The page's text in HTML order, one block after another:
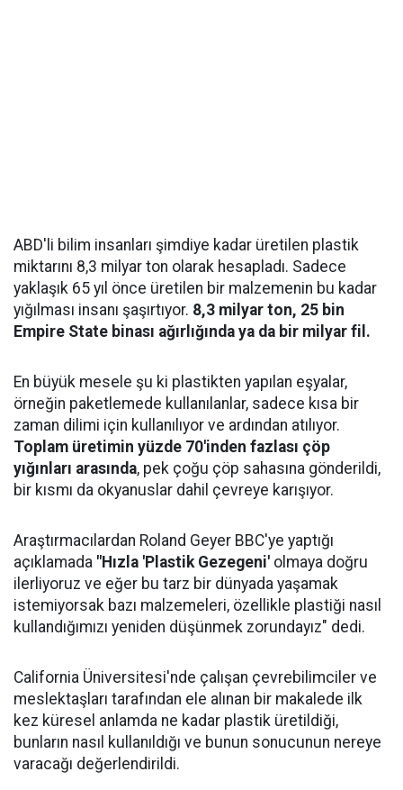
ABD'li bilim insanları şimdiye kadar üretilen plastik
miktarını 8,3 milyar ton olarak hesapladı. Sadece
yaklaşık 65 yıl önce üretilen bir malzemenin bu kadar
yığılması insanı şaşırtıyor. 8,3 milyar ton, 25 bin
Empire State binası ağırlığında ya da bir milyar fil.
En büyük mesele şu ki plastikten yapılan eşyalar,
örneğin paketlemede kullanılanlar, sadece kısa bir
zaman dilimi için kullanılıyor ve ardından atılıyor.
Toplam üretimin yüzde 70'inden fazlası çöp
yığınları arasında, pek çoğu çöp sahasına gönderildi,
bir kısmı da okyanuslar dahil çevreye karışıyor.
Araştırmacılardan Roland Geyer BBC'ye yaptığı
açıklamada "Hızla 'Plastik Gezegeni' olmaya doğru
ilerliyoruz ve eğer bu tarz bir dünyada yaşamak
istemiyorsak bazı malzemeleri, özellikle plastiği nasıl
kullandığımızı yeniden düşünmek zorundayız" dedi.
California Üniversitesi'nde çalışan çevrebilimciler ve
meslektaşları tarafından ele alınan bir makalede ilk
kez küresel anlamda ne kadar plastik üretildiği,
bunların nasıl kullanıldığı ve bunun sonucunun nereye
varacağı değerlendirildi.